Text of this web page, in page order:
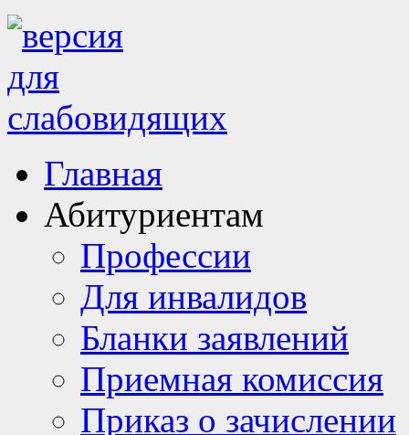
Главная
Абитуриентам
Профессии
Для инвалидов
Бланки заявлений
Приемная комиссия
Приказ о зачислении